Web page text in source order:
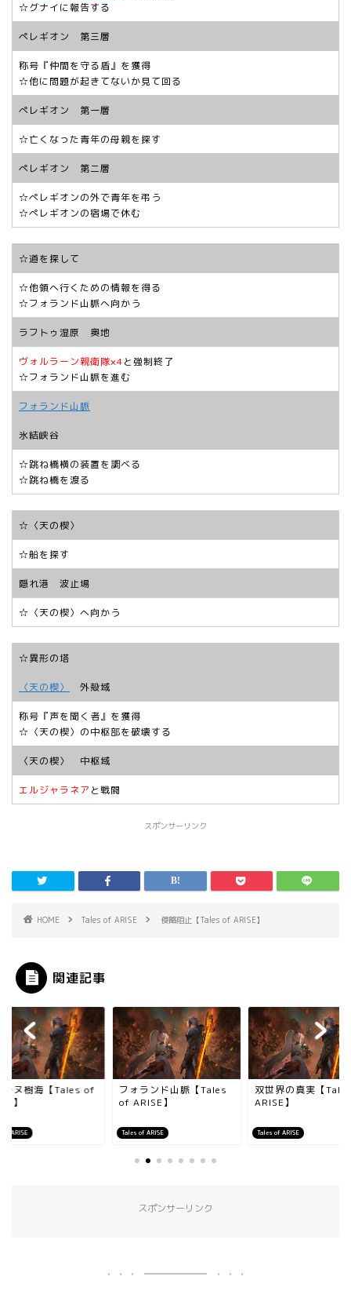
☆グナイに報告する
ぺレギオン 第三層
称号『仲間を守る盾』を獲得
☆他に問題が起きてないか見て回る
ぺレギオン 第一層
☆亡くなった青年の母親を探す
ぺレギオン 第二層
☆ぺレギオンの外で青年を弔う
☆ぺレギオンの宿場で休む
☆道を探して
☆他領へ行くための情報を得る
☆フォランド山脈へ向かう
ラフトゥ湿原 奥地
ヴォルラーン親衛隊×4と強制終了
☆フォランド山脈を進む
フォランド山脈
氷結峡谷
☆跳ね橋横の装置を調べる
☆跳ね橋を渡る
☆〈天の楔〉
☆船を探す
隠れ港 波止場
☆〈天の楔〉へ向かう
☆異形の塔
〈天の楔〉 外殻域
称号『声を聞く者』を獲得
☆〈天の楔〉の中枢部を破壊する
〈天の楔〉 中枢域
エルジャラネア と戦闘
スポンサーリンク
HOME Tales of ARISE 侵略阻止【Tales of ARISE】
関連記事
of ARISE
ーヌ樹海【Tales of
】
Tales of ARISE
フォランド山脈【Tales
of ARISE】
Tales of ARISE
双世界の真実【
ARISE】
スポンサーリンク